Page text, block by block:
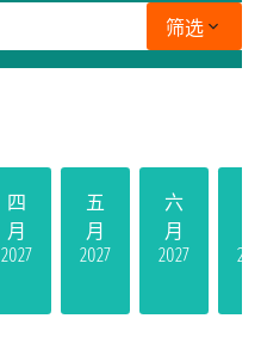
四
月
2027
五
月
2027
六
月
2027
筛选